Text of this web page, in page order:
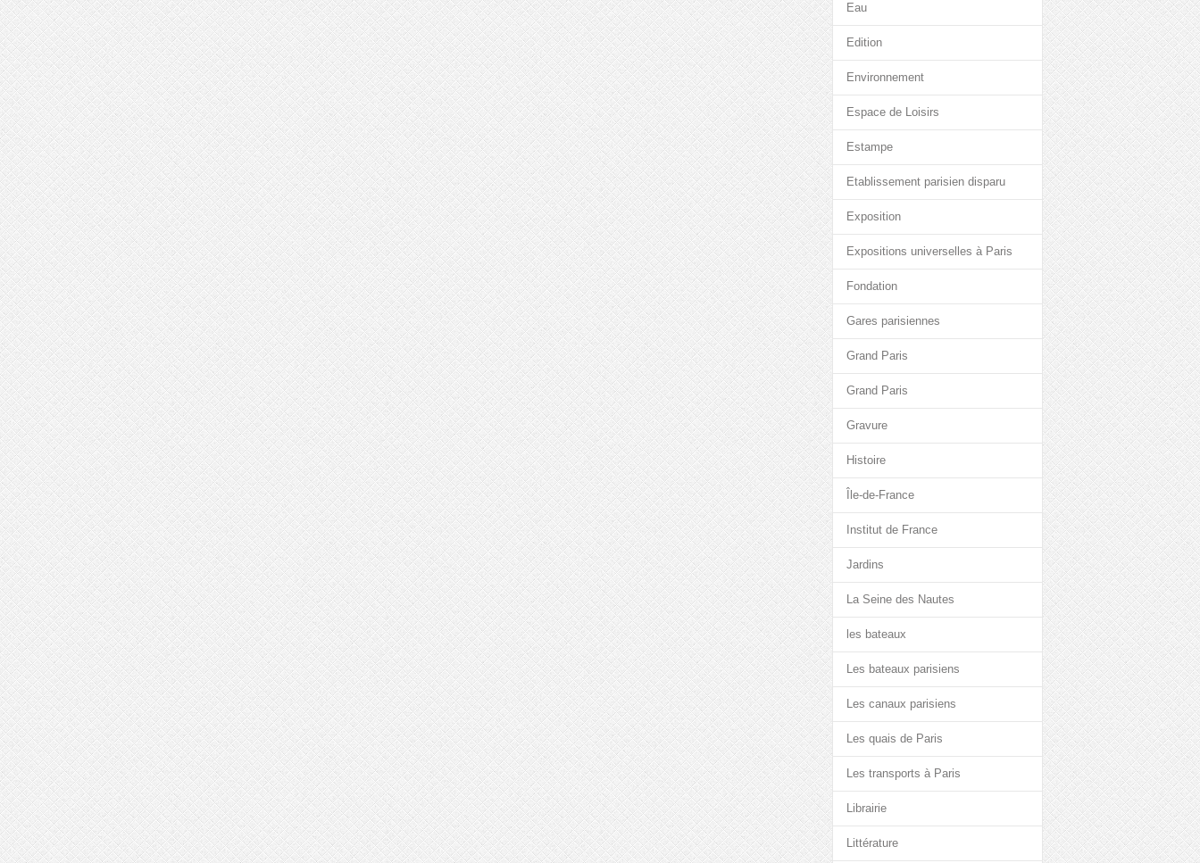
Eau
Edition
Environnement
Espace de Loisirs
Estampe
Etablissement parisien disparu
Exposition
Expositions universelles à Paris
Fondation
Gares parisiennes
Grand Paris
Grand Paris
Gravure
Histoire
Île-de-France
Institut de France
Jardins
La Seine des Nautes
les bateaux
Les bateaux parisiens
Les canaux parisiens
Les quais de Paris
Les transports à Paris
Librairie
Littérature